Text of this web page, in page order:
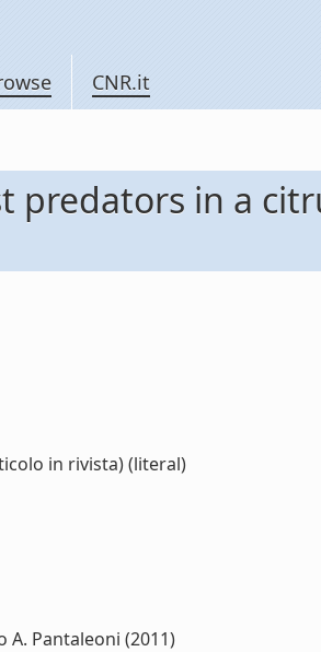
CNR.it
predators in a
in rivista) (literal)
A. Pantaleoni (2011)